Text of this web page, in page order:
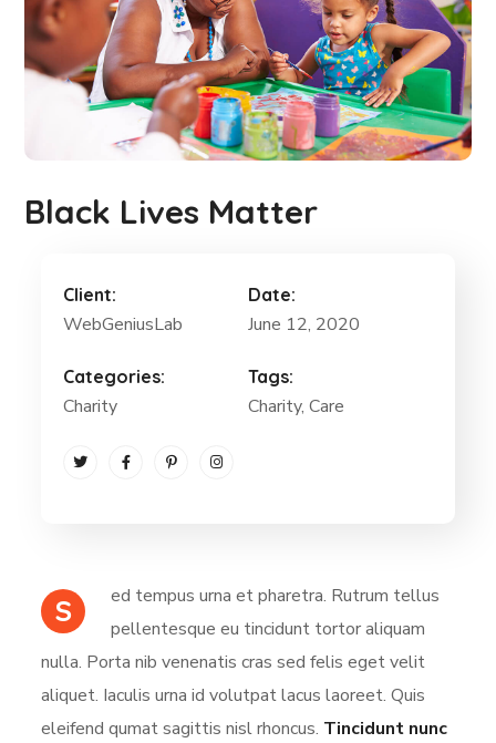
Black Lives Matter
S
ed tempus urna et pharetra. Rutrum tellus
pellentesque eu tincidunt tortor aliquam
nulla. Porta nib venenatis cras sed felis eget velit
aliquet. Iaculis urna id volutpat lacus laoreet. Quis
eleifend qumat sagittis nisl rhoncus. Tincidunt nunc
Client:
WebGeniusLab
Date:
June 12, 2020
Categories:
Charity
Tags:
Charity, Care